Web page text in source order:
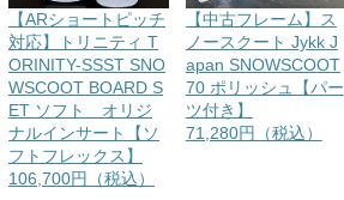
【ARショートピッチ
対応】トリニティ T
ORINITY-SSST SNO
WSCOOT BOARD S
ET ソフト オリジ
ナルインサート【ソ
フトフレックス】
106,700円（税込）
【中古フレーム】ス
ノースクート Jykk J
apan SNOWSCOOT
70 ポリッシュ【パー
ツ付き】
71,280円（税込）